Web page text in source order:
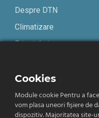
Despre DTN
Climatizare
Frigotehnie
Termeni și condiții
Confidențialitate
Cookies
Module cookie Pentru a
vom plasa uneori fișiere de
dispozitiv. Majoritatea site-